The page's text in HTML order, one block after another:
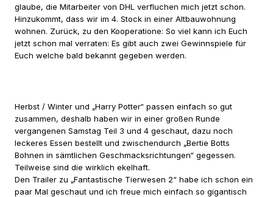
glaube, die Mitarbeiter von DHL verfluchen mich jetzt schon.
Hinzukommt, dass wir im 4. Stock in einer Altbauwohnung
wohnen. Zurück, zu den Kooperatione: So viel kann ich Euch
jetzt schon mal verraten: Es gibt auch zwei Gewinnspiele für
Euch welche bald bekannt gegeben werden.
Herbst / Winter und „Harry Potter“ passen einfach so gut
zusammen, deshalb haben wir in einer großen Runde
vergangenen Samstag Teil 3 und 4 geschaut, dazu noch
leckeres Essen bestellt und zwischendurch „Bertie Botts
Bohnen in sämtlichen Geschmacksrichtungen“ gegessen.
Teilweise sind die wirklich ekelhaft.
Den Trailer zu „Fantastische Tierwesen 2“ habe ich schon ein
paar Mal geschaut und ich freue mich einfach so gigantisch